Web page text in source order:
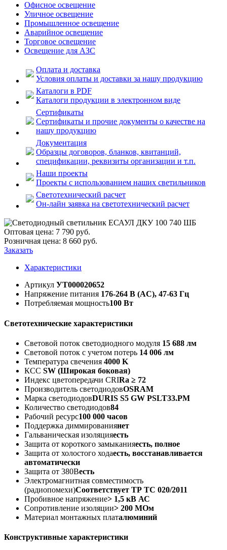
Офисное освещение
Уличное освещение
Промышленное освещение
Аварийное освещение
Торговое освещение
Освещение для АЗС
Оплата и доставка
Условия оплаты и доставки за нашу продукцию
Каталоги в PDF
Каталоги продукции в электронном виде
Сертификаты
Сертификаты и прочие документы о качестве на
нашу продукцию
Документация
Образцы договоров, бланков, квитанций,
спецификации, реквизиты организации и т.п.
Наши проекты
Проекты с использованием наших светильников
Светотехнический расчет
Он-лайн заявка на светотехнический расчет
Оптовая цена: 7 790 руб.
Розничная цена: 8 660 руб.
Заказать
Характеристики
Артикул УТ000020652
Напряжение питания 176-264 В (AC), 47-63 Гц
Потребляемая мощность100 Вт
Светотехнические характеристики
Световой поток светодиодного модуля 15 688 лм
Световой поток с учетом потерь 14 006 лм
Температура свечения 4000 K
КСС SW (Широкая боковая)
Индекс цветопередачи CRIRa ≥ 72
Производитель светодиодовOSRAM
Марка светодиодовDURIS S5 GW PSLT33.PM
Количество светодиодов84
Рабочий ресурс100 000 часов
Поддержка диммированиянет
Гальваническая изоляцияесть
Защита от короткого замыканияесть, полное
Защита от холостого ходаесть, восстанавливается
автоматически
Защита от 380Весть
Электромагнитная совместимость
(радиопомехи)Соответствует ТР ТС 020/2011
Пробивное напряжение> 1,5 кВ АС
Сопротивление изоляции> 200 МОм
Материал монтажных платалюминий
Конструктивные характеристики